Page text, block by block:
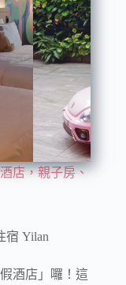
店，親子房、
宿 Yilan
酒店」囉！這